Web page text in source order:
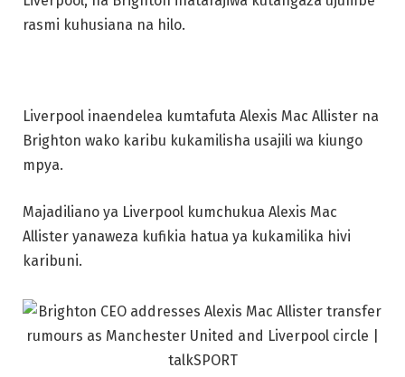
rasmi kuhusiana na hilo.
Liverpool inaendelea kumtafuta Alexis Mac Allister na
Brighton wako karibu kukamilisha usajili wa kiungo
mpya.
Majadiliano ya Liverpool kumchukua Alexis Mac
Allister yanaweza kufikia hatua ya kukamilika hivi
karibuni.